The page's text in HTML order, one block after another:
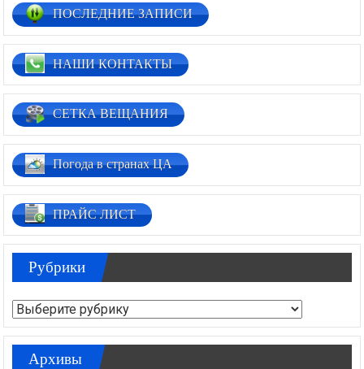
ПОСЛЕДНИЕ ЗАПИСИ
НАШИ КОНТАКТЫ
СЕТКА ВЕЩАНИЯ
Погода в странах ЦА
ПРАЙС ЛИСТ
Рубрики
Рубрики
Архивы